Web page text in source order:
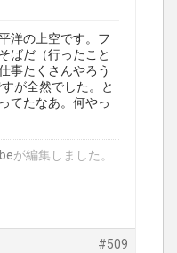
洋の上空です。フ
ばだ（行ったこと
事たくさんやろう
が全然でした。と
てたなあ。何やっ
が編集しました。
#509